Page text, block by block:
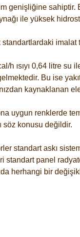
genişliğine sahiptir.
ile yüksek
h ısıyı 0,64 litre su
Bu ise
kaynaklanan
uygun renklerde
söz konusu değildir.
standart askı
standart panel
herhangi bir